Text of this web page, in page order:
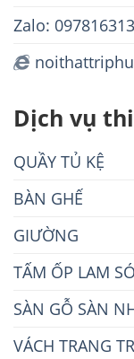
Zalo:
Dịch vụ
QUẦY TỦ KỆ
BÀN GHẾ
GIƯỜNG
TẤM ỐP LAM
SÀN GỖ SÀN
VÁCH TRANG